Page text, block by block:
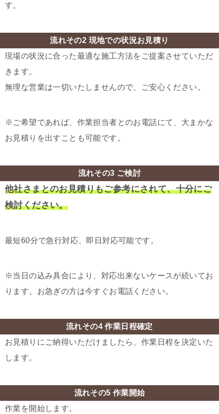
す。
流れその2 現地での状況お見積り
現場の状況に合った最適な施工方法をご提案させていただ
きます。
無理な営業は一切いたしませんので、ご安心ください。
※ご希望であれば、作業担当者とのお電話にて、大まかな
お見積りを出すことも可能です。
流れその3 ご検討
他社さまとのお見積りもご参考にされて、十分にご
検討ください。
最短60分で急行対応、即日対応可能です。
※当日の込み具合により、対応出来ないケースが続いてお
ります。お急ぎの方は今すぐお電話ください。
流れその4 作業日程確定
お見積りにご納得いただけましたら、作業日程を決定いた
します。
流れその5 作業開始
作業を開始します。